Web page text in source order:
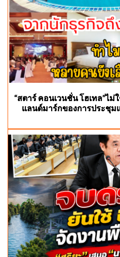
“สตาร์ คอนเวนชั่น โฮเทล”ไ
แลนด์มาร์กของการประชุม